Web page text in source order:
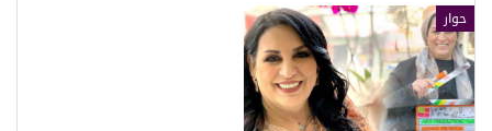
حوار